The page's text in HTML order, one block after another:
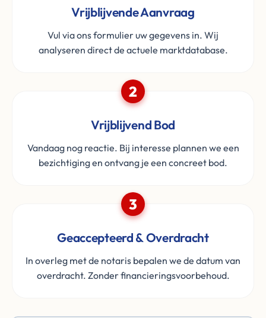
Vrijblijvende Aanvraag
Vul via ons formulier uw gegevens in. Wij
analyseren direct de actuele marktdatabase.
2
Vrijblijvend Bod
Vandaag nog reactie. Bij interesse plannen we een
bezichtiging en ontvang je een concreet bod.
3
Geaccepteerd & Overdracht
In overleg met de notaris bepalen we de datum van
overdracht. Zonder financieringsvoorbehoud.